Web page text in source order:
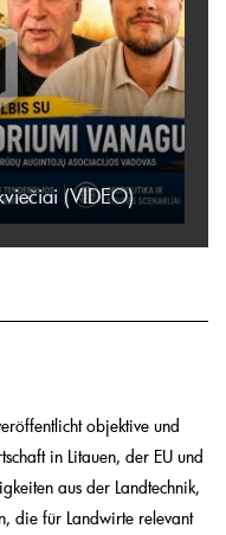
(VIDEO)
objektive und
in Litauen, der EU und
aus der Landtechnik,
die für Landwirte relevant